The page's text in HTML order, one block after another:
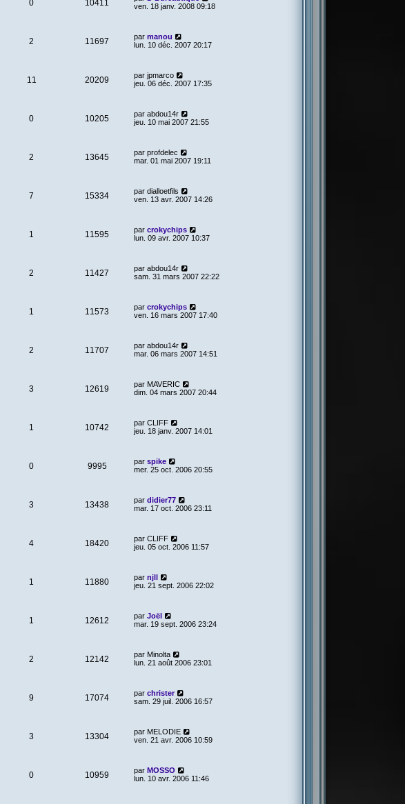
0 10411
ven. 18 janv. 2008 09:18
2 11697 par manou
lun. 10 déc. 2007 20:17
11 20209 par jpmarco
jeu. 06 déc. 2007 17:35
0 10205 par abdou14r
jeu. 10 mai 2007 21:55
2 13645 par profdelec
mar. 01 mai 2007 19:11
7 15334 par dialloetfils
ven. 13 avr. 2007 14:26
1 11595 par crokychips
lun. 09 avr. 2007 10:37
2 11427 par abdou14r
sam. 31 mars 2007 22:22
1 11573 par crokychips
ven. 16 mars 2007 17:40
2 11707 par abdou14r
mar. 06 mars 2007 14:51
3 12619 par MAVERIC
dim. 04 mars 2007 20:44
1 10742 par CLIFF
jeu. 18 janv. 2007 14:01
0 9995 par spike
mer. 25 oct. 2006 20:55
3 13438 par didier77
mar. 17 oct. 2006 23:11
4 18420 par CLIFF
jeu. 05 oct. 2006 11:57
1 11880 par njll
jeu. 21 sept. 2006 22:02
1 12612 par Joël
mar. 19 sept. 2006 23:24
2 12142 par Minolta
lun. 21 août 2006 23:01
9 17074 par christer
sam. 29 juil. 2006 16:57
3 13304 par MELODIE
ven. 21 avr. 2006 10:59
0 10959 par MOSSO
lun. 10 avr. 2006 11:46